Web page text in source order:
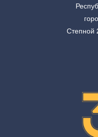
Степной